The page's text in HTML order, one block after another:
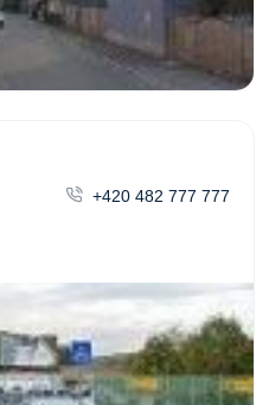
+420 482 777 777